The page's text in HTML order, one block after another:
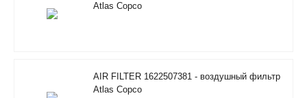
Atlas Copco
AIR FILTER 1622507381 - воздушный фильтр
Atlas Copco